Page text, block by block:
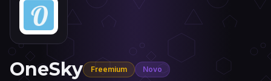
OneSky Freemium Novo